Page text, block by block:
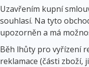
Uzavřením kupní
souhlasí. Na tyto
upozorněn a má
Běh lhůty pro vyřízení
reklamace (části zboží,